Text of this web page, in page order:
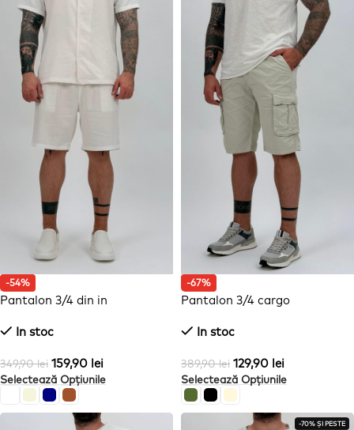
-54%
Pantalon 3/4 din in
In stoc
349,90lei 159,90 lei
Selectează Opțiunile
-67%
Pantalon 3/4 cargo
In stoc
389,90lei 129,90 lei
Selectează Opțiunile
-70% ȘI PESTE